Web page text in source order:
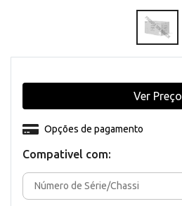
Compativel com:
Opções de pagamento
Ver Preço